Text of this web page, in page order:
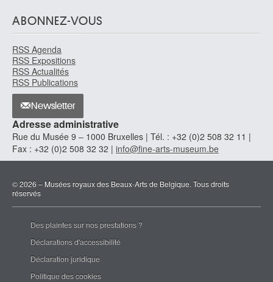
ABONNEZ-VOUS
RSS Agenda
RSS Expositions
RSS Actualités
RSS Publications
Newsletter
Adresse administrative
Rue du Musée 9 – 1000 Bruxelles | Tél. : +32 (0)2 508 32 11 |
Fax : +32 (0)2 508 32 32 | info@fine-arts-museum.be
© 2026 – Musées royaux des Beaux-Arts de Belgique. Tous droits
réservés
Des plaintes sur nos prestations ?
Déclarations d'accessibilité
Déclaration juridique
Politique des cookies